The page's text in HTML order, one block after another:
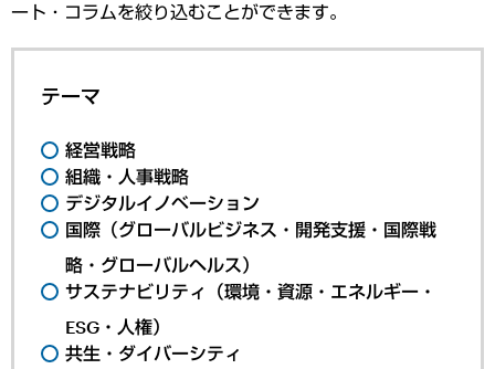
ート・コラムを絞り込むことができます。
テーマ
経営戦略
組織・人事戦略
デジタルイノベーション
国際（グローバルビジネス・開発支援・国際戦
略・グローバルヘルス）
サステナビリティ（環境・資源・エネルギー・
ESG・人権）
共生・ダイバーシティ